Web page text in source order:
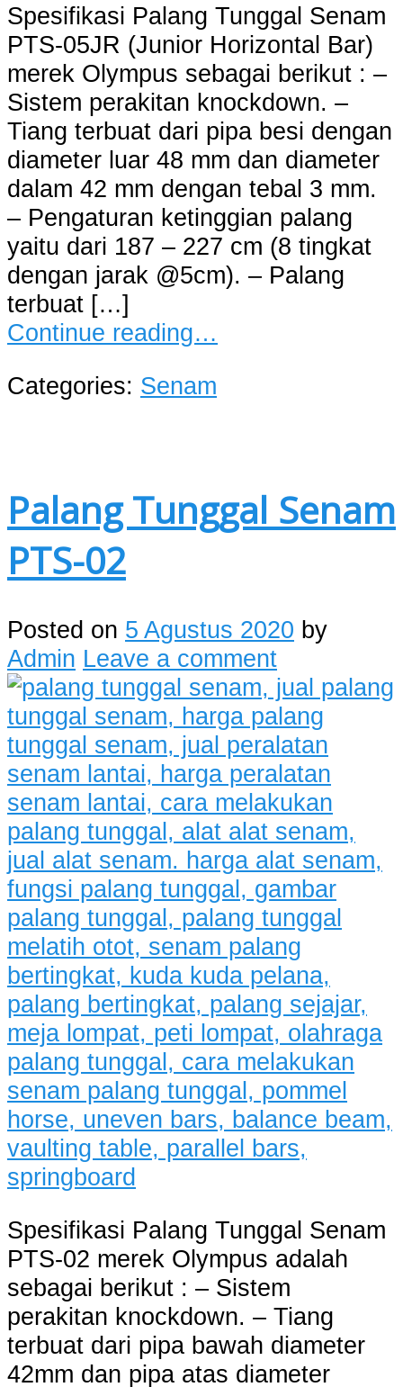
Spesifikasi Palang Tunggal Senam
PTS-05JR (Junior Horizontal Bar)
merek Olympus sebagai berikut : –
Sistem perakitan knockdown. –
Tiang terbuat dari pipa besi dengan
diameter luar 48 mm dan diameter
dalam 42 mm dengan tebal 3 mm.
– Pengaturan ketinggian palang
yaitu dari 187 – 227 cm (8 tingkat
dengan jarak @5cm). – Palang
terbuat […]
Continue reading…
Categories: Senam
Palang Tunggal Senam
PTS-02
Posted on 5 Agustus 2020 by
Admin Leave a comment
Spesifikasi Palang Tunggal Senam
PTS-02 merek Olympus adalah
sebagai berikut : – Sistem
perakitan knockdown. – Tiang
terbuat dari pipa bawah diameter
42mm dan pipa atas diameter